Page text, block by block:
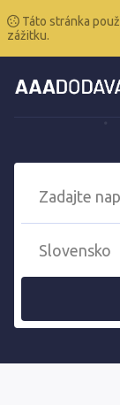
Táto stránka
zážitku.